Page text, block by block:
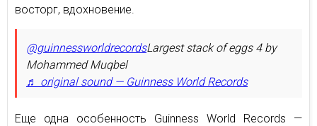
восторг, вдохновение.
@guinnessworldrecordsLargest stack of eggs 4 by
Mohammed Muqbel
♬ original sound — Guinness World Records
Еще одна особенность Guinness World Records —